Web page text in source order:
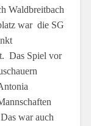
Waldbreitbach
war die SG
Das Spiel vor
war auch